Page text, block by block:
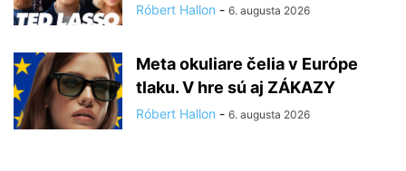
Róbert Hallon - 6. augusta 2026
Meta okuliare čelia v Európe
tlaku. V hre sú aj ZÁKAZY
Róbert Hallon - 6. augusta 2026